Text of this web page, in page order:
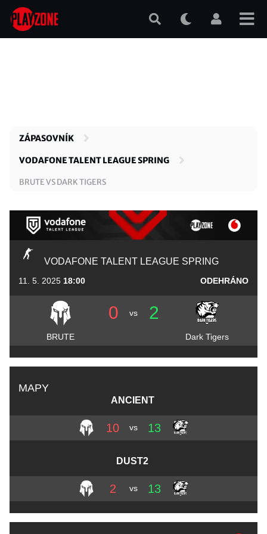
Přejít
hlavnímu
ZÁPASOVNÍK
VODAFONE TALENT LEAGUE SPRING
BRUTE VS DARK TIGERS
VODAFONE TALENT LEAGUE SPRING
11. 5. 2025 18:00 ODEHRÁNO
0 vs 2
BRUTE Dark Tigers
MAPY
ANCIENT
10 vs 13
DUST2
2 vs 13